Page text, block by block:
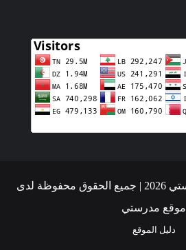
Copyright © موقع مدرستي 2026 | جميع الحقوق محفوظة لدى
موقع مدرستي
دليل الموقع